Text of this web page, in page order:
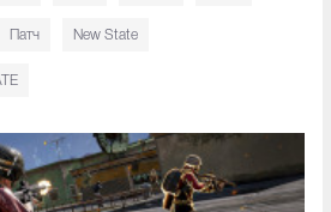
Патч New State